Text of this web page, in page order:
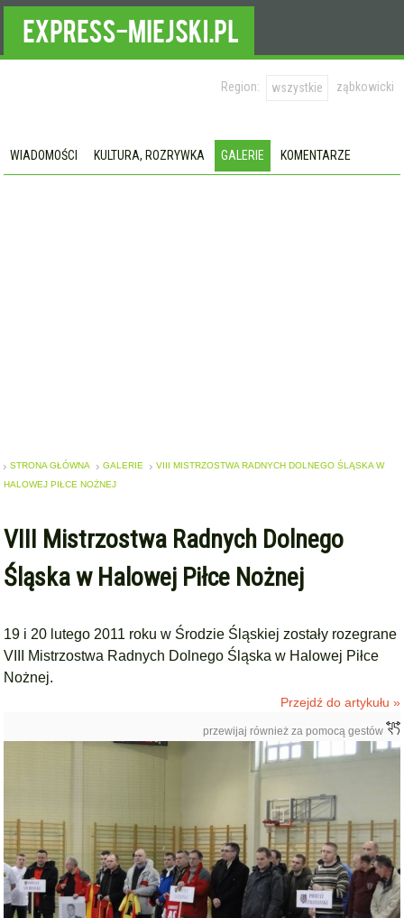
Region: wszystkie ząbkowicki
WIADOMOŚCI KULTURA, ROZRYWKA GALERIE KOMENTARZE
STRONA GŁÓWNA GALERIE
VIII MISTRZOSTWA RADNYCH DOLNEGO ŚLĄSKA W
HALOWEJ PIŁCE NOŻNEJ
VIII Mistrzostwa Radnych Dolnego
Śląska w Halowej Piłce Nożnej
19 i 20 lutego 2011 roku w Środzie Śląskiej zostały rozegrane
VIII Mistrzostwa Radnych Dolnego Śląska w Halowej Piłce
Nożnej.
Przejdź do artykułu »
przewijaj również za pomocą gestów